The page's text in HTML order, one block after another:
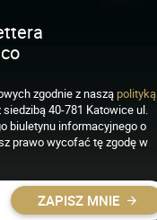
chodu z
na te objawy
zgodnie z naszą polityką
40-781 Katowice ul.
biuletynu informacyjnego o
prawo wycofać tę zgodę w
ZAPISZ MNIE